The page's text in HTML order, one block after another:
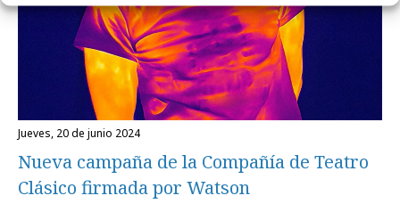
jueves, 20 de junio 2024
Nueva campaña de la Compañía de Teatro
Clásico firmada por Watson